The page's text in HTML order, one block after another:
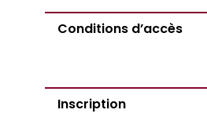
Conditions d’accès
Inscription